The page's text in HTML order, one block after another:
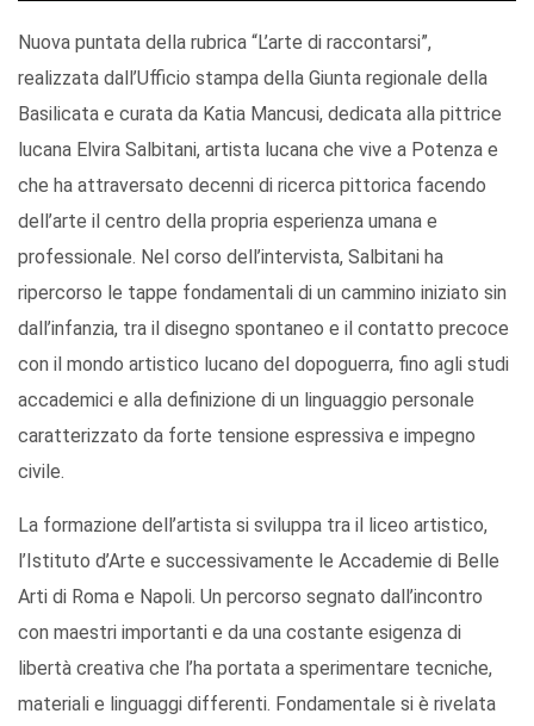
Nuova puntata della rubrica “L’arte di raccontarsi”,
realizzata dall’Ufficio stampa della Giunta regionale della
Basilicata e curata da Katia Mancusi, dedicata alla pittrice
lucana Elvira Salbitani, artista lucana che vive a Potenza e
che ha attraversato decenni di ricerca pittorica facendo
dell’arte il centro della propria esperienza umana e
professionale. Nel corso dell’intervista, Salbitani ha
ripercorso le tappe fondamentali di un cammino iniziato sin
dall’infanzia, tra il disegno spontaneo e il contatto precoce
con il mondo artistico lucano del dopoguerra, fino agli studi
accademici e alla definizione di un linguaggio personale
caratterizzato da forte tensione espressiva e impegno
civile.
La formazione dell’artista si sviluppa tra il liceo artistico,
l’Istituto d’Arte e successivamente le Accademie di Belle
Arti di Roma e Napoli. Un percorso segnato dall’incontro
con maestri importanti e da una costante esigenza di
libertà creativa che l’ha portata a sperimentare tecniche,
materiali e linguaggi differenti. Fondamentale si è rivelata